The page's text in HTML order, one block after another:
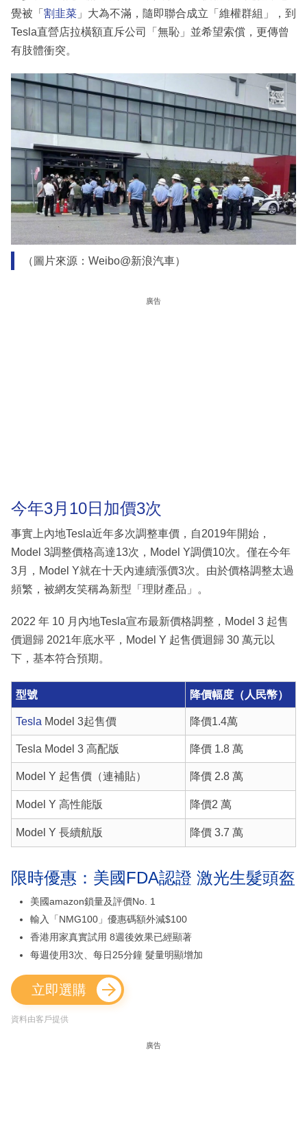
覺被「 割韭菜 」大為不滿，隨即聯合成立「維權群組」，到
Tesla直營店拉橫額直斥公司「無恥」並希望索償，更傳曾
有肢體衝突。
（圖片來源：Weibo@新浪汽車）
廣告
今年3月10日加價3次
事實上內地Tesla近年多次調整車價，自2019年開始，
Model 3調整價格高達13次，Model Y調價10次。僅在今年
3月，Model Y就在十天內連續漲價3次。由於價格調整太過
頻繁，被網友笑稱為新型「理財產品」。
2022 年 10 月內地Tesla宣布最新價格調整，Model 3 起售
價迴歸 2021年底水平，Model Y 起售價迴歸 30 萬元以
下，基本符合預期。
型號 降價幅度（人民幣）
Tesla Model 3起售價 降價1.4萬
Tesla Model 3 高配版 降價 1.8 萬
Model Y 起售價（連補貼） 降價 2.8 萬
Model Y 高性能版 降價2 萬
Model Y 長續航版 降價 3.7 萬
限時優惠：美國FDA認證 激光生髮頭盔
美國amazon鎖量及評價No. 1
輸入「NMG100」優惠碼額外減$100
香港用家真實試用 8週後效果已經顯著
每週使用3次、每日25分鐘 髮量明顯增加
立即選購
資料由客戶提供
廣告